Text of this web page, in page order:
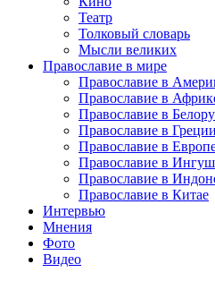
Театр
Толковый словарь
Мысли великих
Православие в мире
Православие в
Православие в
Православие в
Православие в Греции
Православие в
Православие в
Православие в
Православие в Китае
Интервью
Мнения
Фото
Видео